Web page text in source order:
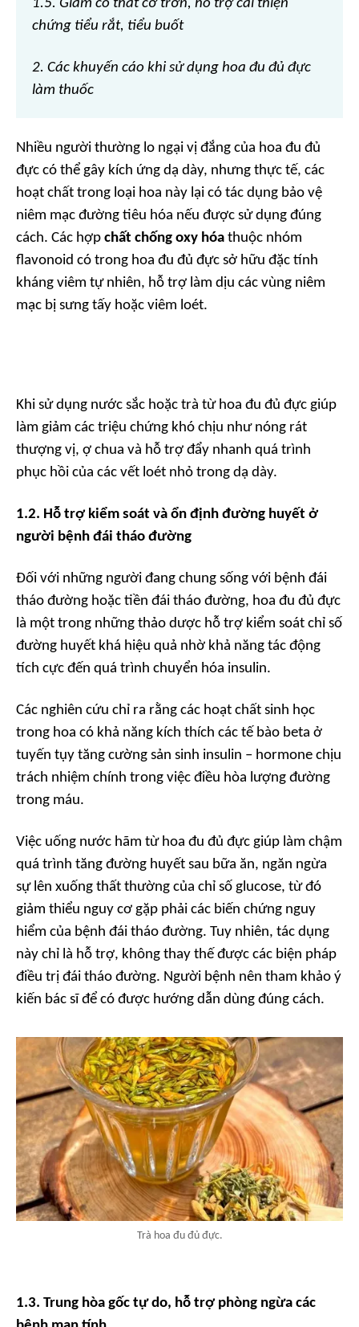
1.5. Giảm co thắt cơ trơn, hỗ trợ cải thiện
chứng tiểu rắt, tiểu buốt
2. Các khuyến cáo khi sử dụng hoa đu đủ đực
làm thuốc
Nhiều người thường lo ngại vị đắng của hoa đu đủ
đực có thể gây kích ứng dạ dày, nhưng thực tế, các
hoạt chất trong loại hoa này lại có tác dụng bảo vệ
niêm mạc đường tiêu hóa nếu được sử dụng đúng
cách. Các hợp chất chống oxy hóa thuộc nhóm
flavonoid có trong hoa đu đủ đực sở hữu đặc tính
kháng viêm tự nhiên, hỗ trợ làm dịu các vùng niêm
mạc bị sưng tấy hoặc viêm loét.
Khi sử dụng nước sắc hoặc trà từ hoa đu đủ đực giúp
làm giảm các triệu chứng khó chịu như nóng rát
thượng vị, ợ chua và hỗ trợ đẩy nhanh quá trình
phục hồi của các vết loét nhỏ trong dạ dày.
1.2. Hỗ trợ kiểm soát và ổn định đường huyết ở
người bệnh đái tháo đường
Đối với những người đang chung sống với bệnh đái
tháo đường hoặc tiền đái tháo đường, hoa đu đủ đực
là một trong những thảo dược hỗ trợ kiểm soát chỉ số
đường huyết khá hiệu quả nhờ khả năng tác động
tích cực đến quá trình chuyển hóa insulin.
Các nghiên cứu chỉ ra rằng các hoạt chất sinh học
trong hoa có khả năng kích thích các tế bào beta ở
tuyến tụy tăng cường sản sinh insulin – hormone chịu
trách nhiệm chính trong việc điều hòa lượng đường
trong máu.
Việc uống nước hãm từ hoa đu đủ đực giúp làm chậm
quá trình tăng đường huyết sau bữa ăn, ngăn ngừa
sự lên xuống thất thường của chỉ số glucose, từ đó
giảm thiểu nguy cơ gặp phải các biến chứng nguy
hiểm của bệnh đái tháo đường. Tuy nhiên, tác dụng
này chỉ là hỗ trợ, không thay thế được các biện pháp
điều trị đái tháo đường. Người bệnh nên tham khảo ý
kiến bác sĩ để có được hướng dẫn dùng đúng cách.
Trà hoa đu đủ đực.
1.3. Trung hòa gốc tự do, hỗ trợ phòng ngừa các